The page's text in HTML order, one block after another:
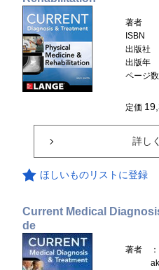
著者
ISBN
出版社
出版年
ページ数
定価
詳し
ほしいものリストに登録
Current Medical
de
著者